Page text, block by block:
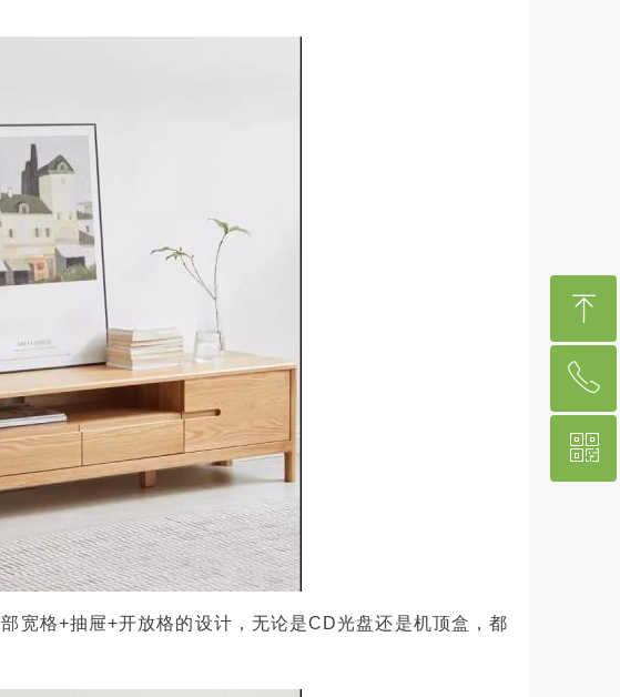
宽格+抽屉+开放格的设计，无论是CD光盘还是机顶盒，都
ꁸ
回到顶部
ꂅ
13606931501
ꀥ